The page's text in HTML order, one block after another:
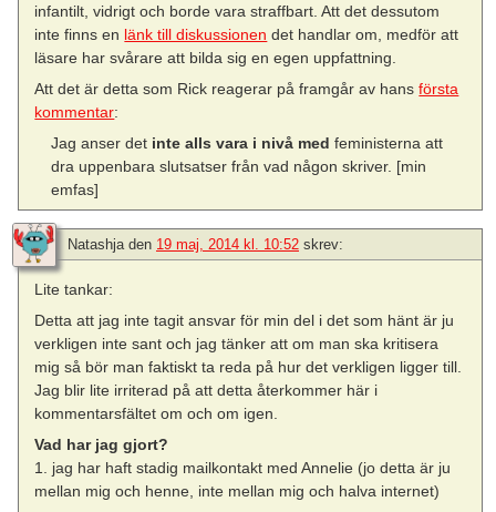
infantilt, vidrigt och borde vara straffbart. Att det dessutom
inte finns en länk till diskussionen det handlar om, medför att
läsare har svårare att bilda sig en egen uppfattning.
Att det är detta som Rick reagerar på framgår av hansförsta
kommentar:
Jag anser det inte alls vara i nivå med feministerna att
dra uppenbara slutsatser från vad någon skriver. [min
emfas]
Natashjaden 19 maj, 2014 kl. 10:52 skrev:
Lite tankar:
Detta att jag inte tagit ansvar för min del i det som hänt är ju
verkligen inte sant och jag tänker att om man ska kritisera
mig så bör man faktiskt ta reda på hur det verkligen ligger till.
Jag blir lite irriterad på att detta återkommer här i
kommentarsfältet om och om igen.
Vad har jag gjort?
1. jag har haft stadig mailkontakt med Annelie (jo detta är ju
mellan mig och henne, inte mellan mig och halva internet)